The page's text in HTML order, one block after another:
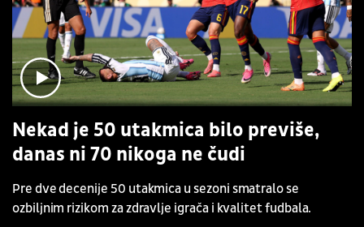
Nekad je 50 utakmica bilo previše,
danas ni 70 nikoga ne čudi
Pre dve decenije 50 utakmica u sezoni smatralo se
ozbiljnim rizikom za zdravlje igrača i kvalitet fudbala.